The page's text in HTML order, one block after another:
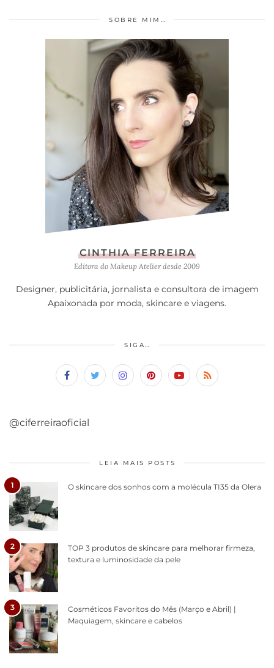
SOBRE MIM…
CINTHIA FERREIRA
Editora do Makeup Atelier desde 2009
Designer, publicitária, jornalista e consultora de imagem
Apaixonada por moda, skincare e viagens.
SIGA…
@ciferreiraoficial
LEIA MAIS POSTS
1 O skincare dos sonhos com a molécula TI35 da Olera
2
TOP 3 produtos de skincare para melhorar firmeza,
textura e luminosidade da pele
3
Cosméticos Favoritos do Mês (Março e Abril) |
Maquiagem, skincare e cabelos